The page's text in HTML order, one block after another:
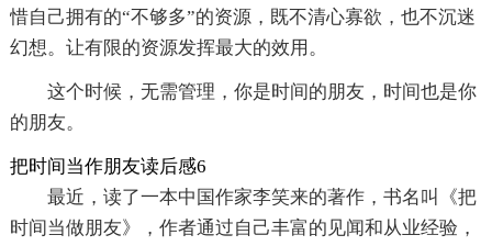
惜自己拥有的“不够多”的资源，既不清心寡欲，也不沉迷
幻想。让有限的资源发挥最大的效用。
这个时候，无需管理，你是时间的朋友，时间也是你
的朋友。
把时间当作朋友读后感6
最近，读了一本中国作家李笑来的著作，书名叫《把
时间当做朋友》，作者通过自己丰富的见闻和从业经验，